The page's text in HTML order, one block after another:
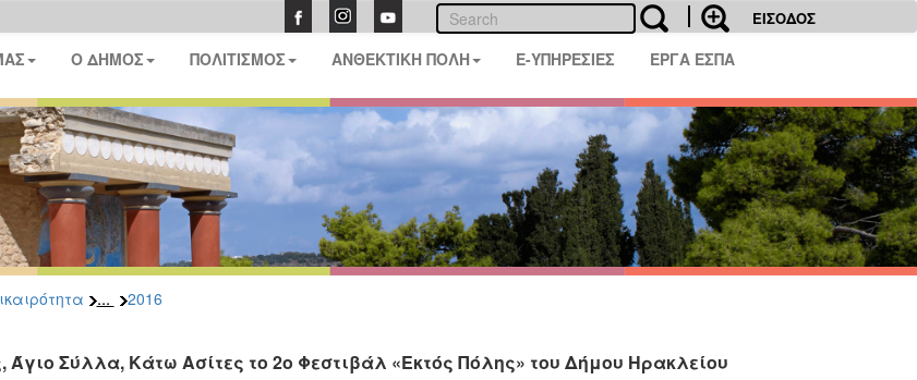
ΕΙΣΟΔΟΣ
Ο ΔΗΜΟΣ ΠΟΛΙΤΙΣΜΟΣ ΑΝΘΕΚΤΙΚΗ ΠΟΛΗ E-ΥΠΗΡΕΣΙΕΣ ΕΡΓΑ ΕΣΠΑ
... 2016
Άγιο Σύλλα, Κάτω Ασίτες το 2ο Φεστιβάλ «Εκτός Πόλης» του Δήμου Ηρακλείου